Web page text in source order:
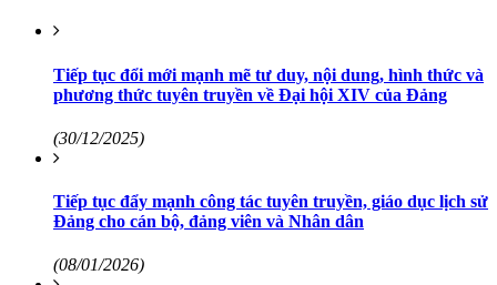
Tiếp tục đổi mới mạnh mẽ tư duy, nội dung, hình thức và
phương thức tuyên truyền về Đại hội XIV của Đảng
(30/12/2025)
Tiếp tục đẩy mạnh công tác tuyên truyền, giáo dục lịch sử
Đảng cho cán bộ, đảng viên và Nhân dân
(08/01/2026)